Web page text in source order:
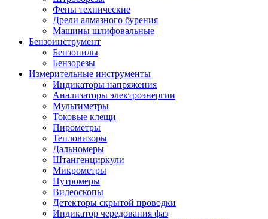
Фены технические
Дрели алмазного бурения
Машины шлифовальные
Бензоинструмент
Бензопилы
Бензорезы
Измерительные инструменты
Индикаторы напряжения
Анализаторы электроэнергии
Мультиметры
Токовые клещи
Пирометры
Тепловизоры
Дальномеры
Штангенциркули
Микрометры
Нутромеры
Видеоскопы
Детекторы скрытой проводки
Индикатор чередования фаз